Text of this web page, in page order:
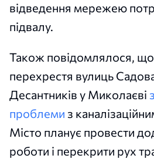
відведення мережею
підвалу.
Також повідомлялося, що
перехрестя вулиць
Десантників у Миколаєві
проблеми з
Місто планує провести
роботи і перекрити рух